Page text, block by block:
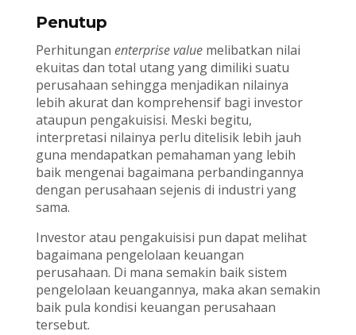
Penutup
Perhitungan enterprise valuemelibatkan nilai
ekuitas dan total utang yang dimiliki suatu
perusahaan sehingga menjadikan nilainya
lebih akurat dan komprehensif bagi investor
ataupun pengakuisisi. Meski begitu,
interpretasi nilainya perlu ditelisik lebih jauh
guna mendapatkan pemahaman yang lebih
baik mengenai bagaimana perbandingannya
dengan perusahaan sejenis di industri yang
sama.
Investor atau pengakuisisi pun dapat melihat
bagaimana pengelolaan keuangan
perusahaan. Di mana semakin baik sistem
pengelolaan keuangannya, maka akan semakin
baik pula kondisi keuangan perusahaan
tersebut.